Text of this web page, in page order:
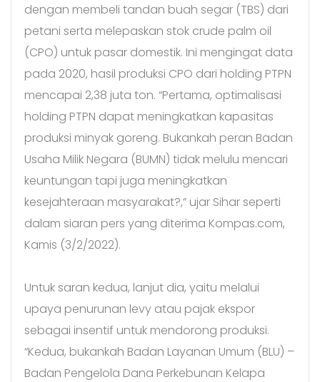
dengan membeli tandan buah segar (TBS) dari
petani serta melepaskan stok crude palm oil
(CPO) untuk pasar domestik. Ini mengingat data
pada 2020, hasil produksi CPO dari holding PTPN
mencapai 2,38 juta ton. “Pertama, optimalisasi
holding PTPN dapat meningkatkan kapasitas
produksi minyak goreng. Bukankah peran Badan
Usaha Milik Negara (BUMN) tidak melulu mencari
keuntungan tapi juga meningkatkan
kesejahteraan masyarakat?,” ujar Sihar seperti
dalam siaran pers yang diterima Kompas.com,
Kamis (3/2/2022).
Untuk saran kedua, lanjut dia, yaitu melalui
upaya penurunan levy atau pajak ekspor
sebagai insentif untuk mendorong produksi.
“Kedua, bukankah Badan Layanan Umum (BLU) –
Badan Pengelola Dana Perkebunan Kelapa